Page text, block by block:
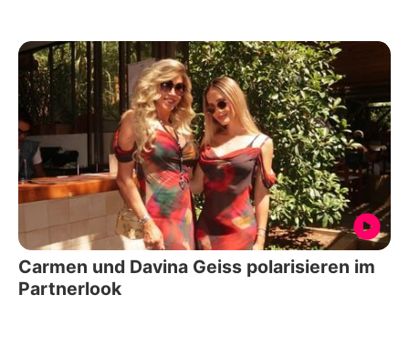
Carmen und Davina Geiss polarisieren im
Partnerlook